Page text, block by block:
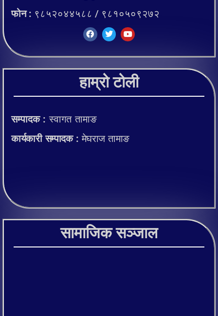
फोन : ९८५२०४४५८८ / ९८१०५०९२७२
हाम्रो टोली
सम्पादक :स्वागत तामाङ
कार्यकारी सम्पादक :मेघराज तामाङ
सामाजिक सञ्जाल